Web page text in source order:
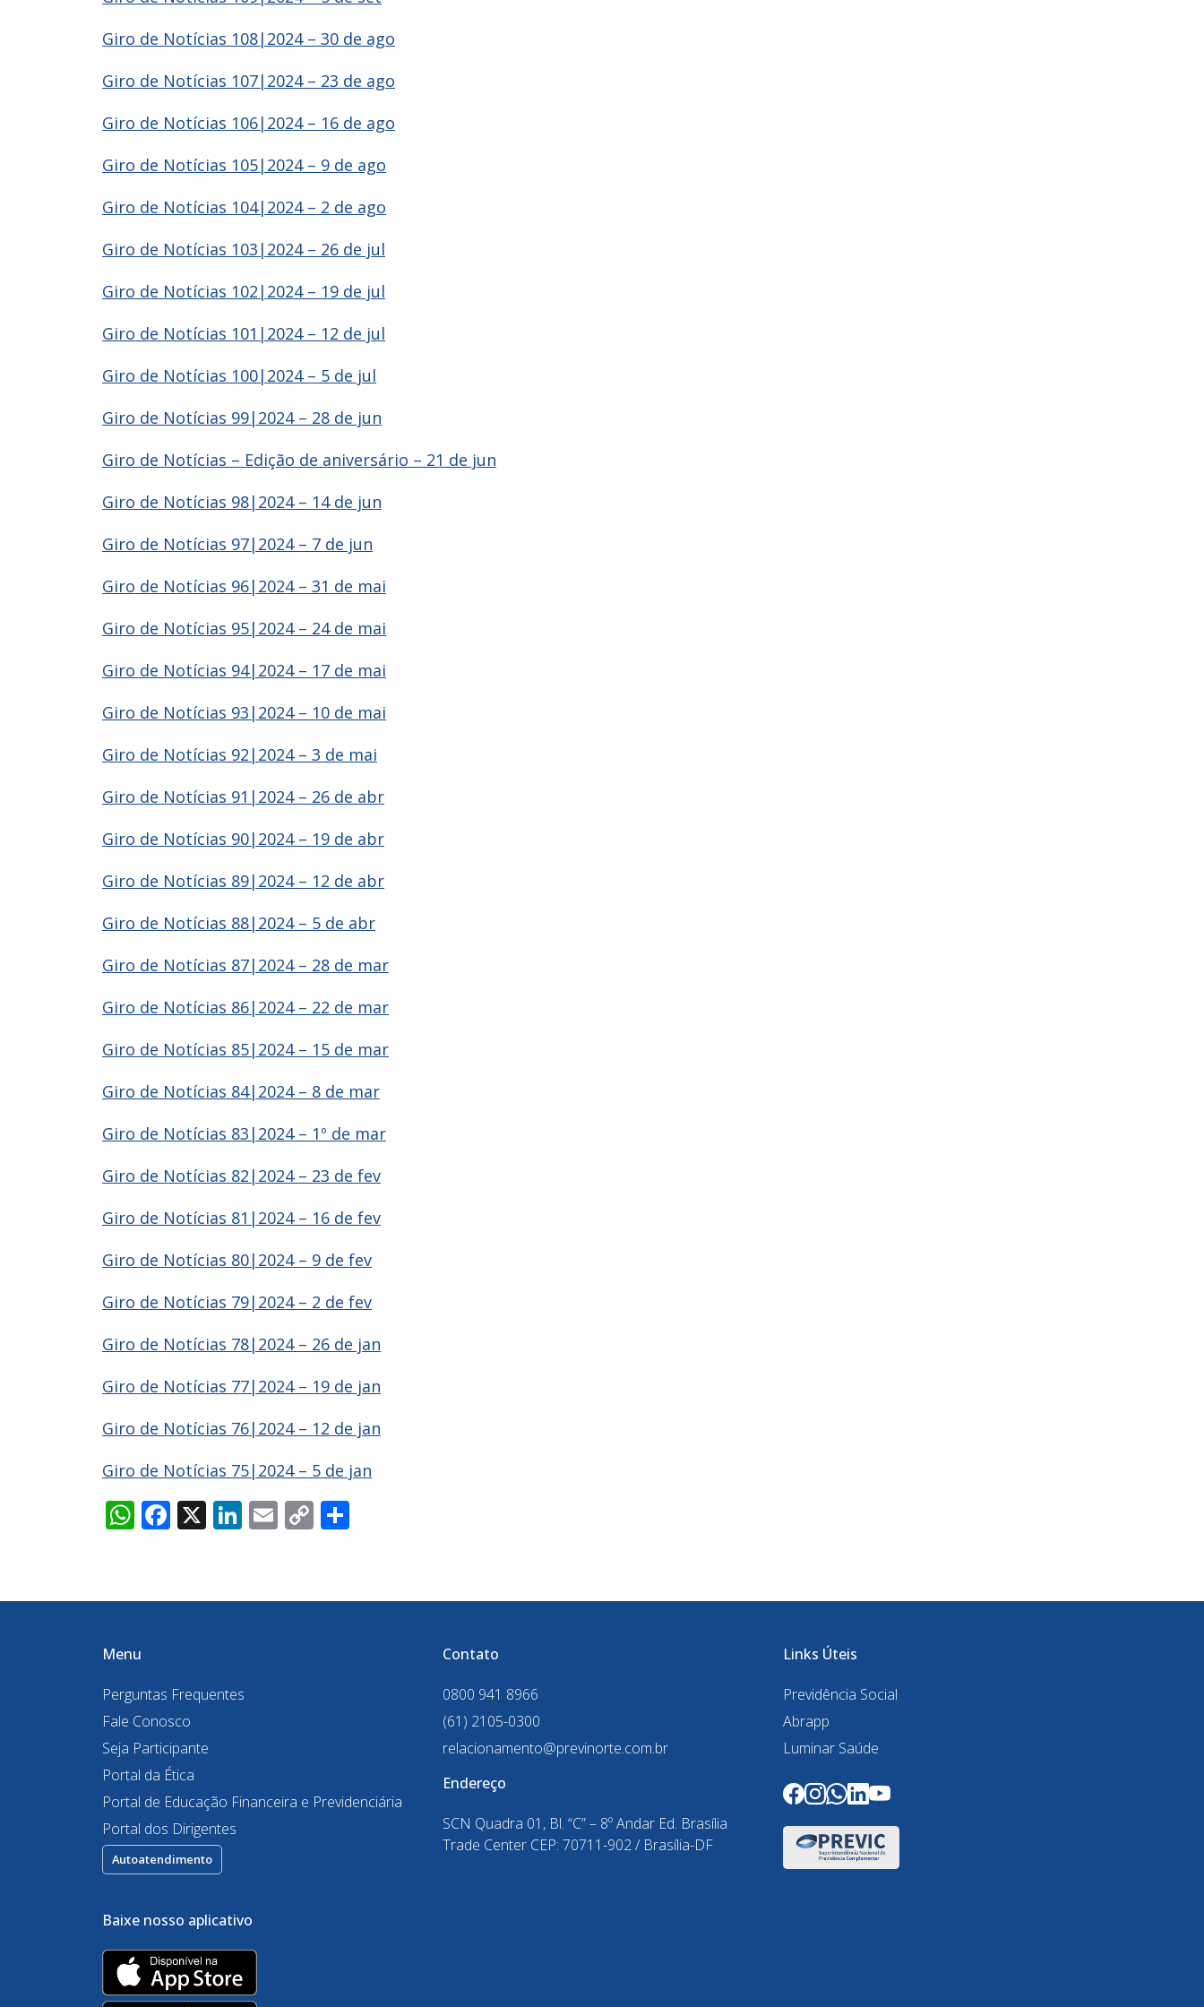
Giro de Notícias 108|2024 – 30 de ago
Giro de Notícias 107|2024 – 23 de ago
Giro de Notícias 106|2024 – 16 de ago
Giro de Notícias 105|2024 – 9 de ago
Giro de Notícias 104|2024 – 2 de ago
Giro de Notícias 103|2024 – 26 de jul
Giro de Notícias 102|2024 – 19 de jul
Giro de Notícias 101|2024 – 12 de jul
Giro de Notícias 100|2024 – 5 de jul
Giro de Notícias 99|2024 – 28 de jun
Giro de Notícias – Edição de aniversário – 21 de jun
Giro de Notícias 98|2024 – 14 de jun
Giro de Notícias 97|2024 – 7 de jun
Giro de Notícias 96|2024 – 31 de mai
Giro de Notícias 95|2024 – 24 de mai
Giro de Notícias 94|2024 – 17 de mai
Giro de Notícias 93|2024 – 10 de mai
Giro de Notícias 92|2024 – 3 de mai
Giro de Notícias 91|2024 – 26 de abr
Giro de Notícias 90|2024 – 19 de abr
Giro de Notícias 89|2024 – 12 de abr
Giro de Notícias 88|2024 – 5 de abr
Giro de Notícias 87|2024 – 28 de mar
Giro de Notícias 86|2024 – 22 de mar
Giro de Notícias 85|2024 – 15 de mar
Giro de Notícias 84|2024 – 8 de mar
Giro de Notícias 83|2024 – 1º de mar
Giro de Notícias 82|2024 – 23 de fev
Giro de Notícias 81|2024 – 16 de fev
Giro de Notícias 80|2024 – 9 de fev
Giro de Notícias 79|2024 – 2 de fev
Giro de Notícias 78|2024 – 26 de jan
Giro de Notícias 77|2024 – 19 de jan
Giro de Notícias 76|2024 – 12 de jan
Giro de Notícias 75|2024 – 5 de jan
WhatsApp
Facebook
X LinkedIn
Email
Copy
Menu
Perguntas Frequentes
Fale Conosco
Seja Participante
Portal da Ética
Portal de Educação Financeira e Previdenciária
Portal dos Dirigentes
Autoatendimento
Contato
0800 941 8966
(61) 2105-0300
relacionamento@previnorte.com.br
Endereço
SCN Quadra 01, Bl. “C” – 8º Andar Ed. Brasília
Trade Center CEP: 70711-902 / Brasília-DF
Links Úteis
Previdência Social
Abrapp
Luminar Saúde
Baixe nosso aplicativo